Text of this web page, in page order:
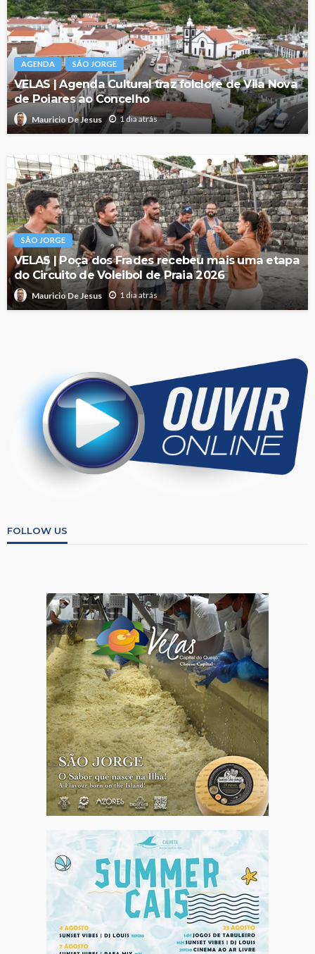
AGENDA SÃO JORGE
VELAS | Agenda Cultural traz folclore de Vila Nova
de Poiares ao Concelho
Mauricio De Jesus 1 dia atrás
SÃO JORGE
VELAS | Poça dos Frades recebeu mais uma etapa
do Circuito de Voleibol de Praia 2026
Mauricio De Jesus 1 dia atrás
FOLLOW US